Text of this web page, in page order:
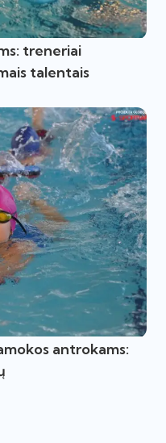
treneriai
talentais
antrokams: